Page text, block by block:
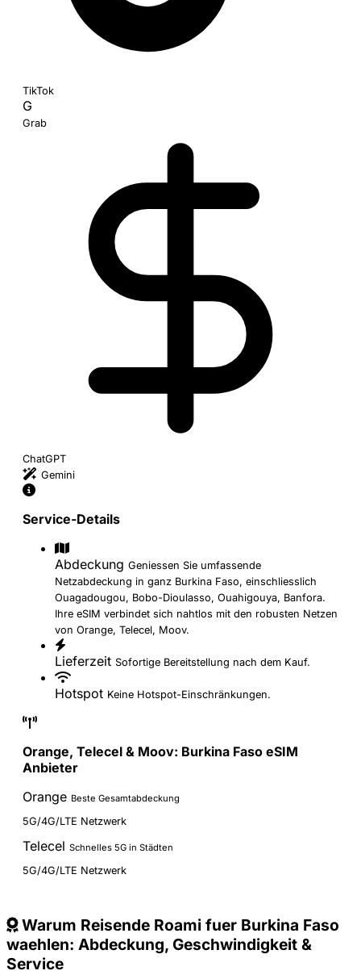
TikTok
G
Grab
ChatGPT
Gemini
Service-Details
Abdeckung Geniessen Sie umfassende
Netzabdeckung in ganz Burkina Faso, einschliesslich
Ouagadougou, Bobo-Dioulasso, Ouahigouya, Banfora.
Ihre eSIM verbindet sich nahtlos mit den robusten Netzen
von Orange, Telecel, Moov.
Lieferzeit Sofortige Bereitstellung nach dem Kauf.
Hotspot Keine Hotspot-Einschränkungen.
Orange, Telecel & Moov: Burkina Faso eSIM
Anbieter
Orange Beste Gesamtabdeckung
5G/4G/LTE Netzwerk
Telecel Schnelles 5G in Städten
5G/4G/LTE Netzwerk
Warum Reisende Roami fuer Burkina Faso
waehlen: Abdeckung, Geschwindigkeit &
Service